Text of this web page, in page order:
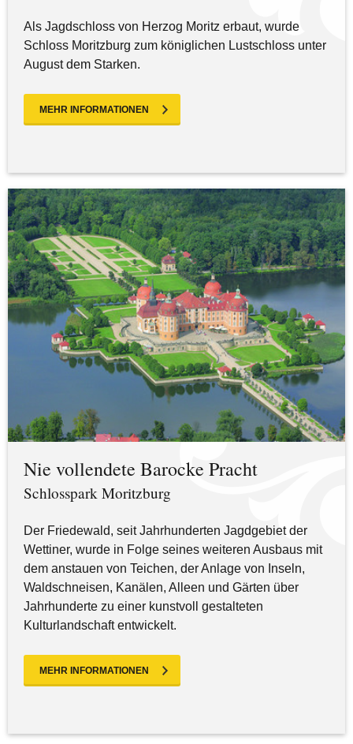
Als Jagdschloss von Herzog Moritz erbaut, wurde
Schloss Moritzburg zum königlichen Lustschloss unter
August dem Starken.
MEHR INFORMATIONEN
Nie vollendete Barocke Pracht
Schlosspark Moritzburg
Der Friedewald, seit Jahrhunderten Jagdgebiet der
Wettiner, wurde in Folge seines weiteren Ausbaus mit
dem anstauen von Teichen, der Anlage von Inseln,
Waldschneisen, Kanälen, Alleen und Gärten über
Jahrhunderte zu einer kunstvoll gestalteten
Kulturlandschaft entwickelt.
MEHR INFORMATIONEN